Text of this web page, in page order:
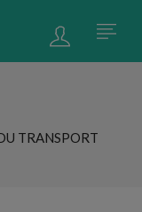
TRANSPORT